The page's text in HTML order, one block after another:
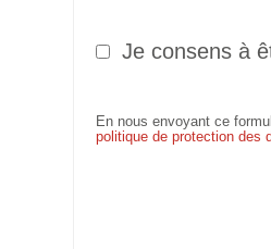
Je consens à
En nous envoyant ce
politique de protection des